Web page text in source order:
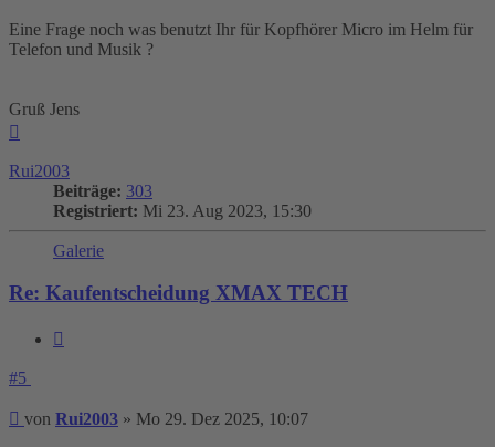
Eine Frage noch was benutzt Ihr für Kopfhörer Micro im Helm für
Telefon und Musik ?
Gruß Jens
Rui2003
Beiträge: 303
Registriert: Mi 23. Aug 2023, 15:30
Galerie
Re: Kaufentscheidung XMAX TECH
#5
Beitrag
von Rui2003 » Mo 29. Dez 2025, 10:07